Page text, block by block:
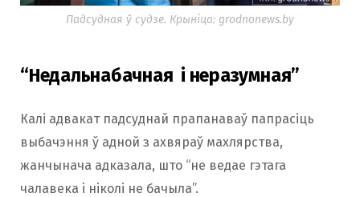
Падсудная ў судзе. Крыніца: grodnonews.by
“Недальнабачная і неразумная”
Калі адвакат падсуднай прапанаваў папрасіць
выбачэння ў адной з ахвяраў махлярства,
жанчынача адказала, што “не ведае гэтага
чалавека і ніколі не бачыла”.